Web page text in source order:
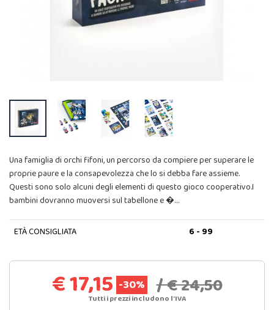
Una famiglia di orchi fifoni, un percorso da compiere per superare le
proprie paure e la consapevolezza che lo si debba fare assieme.
Questi sono solo alcuni degli elementi di questo gioco cooperativo.I
bambini dovranno muoversi sul tabellone e �…
ETÀ CONSIGLIATA 6 - 99
€ 17,15 -30% / € 24,50
Tutti i prezzi includono l'IVA